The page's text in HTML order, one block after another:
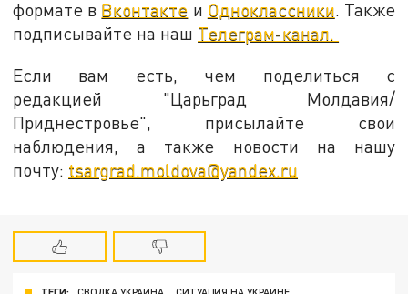
формате в Вконтакте и Одноклассники. Также
подписывайте на наш Телеграм-канал.
Если вам есть, чем поделиться с
редакцией "Царьград Молдавия/
Приднестровье", присылайте свои
наблюдения, а также новости на нашу
почту: tsargrad.moldova@yandex.ru